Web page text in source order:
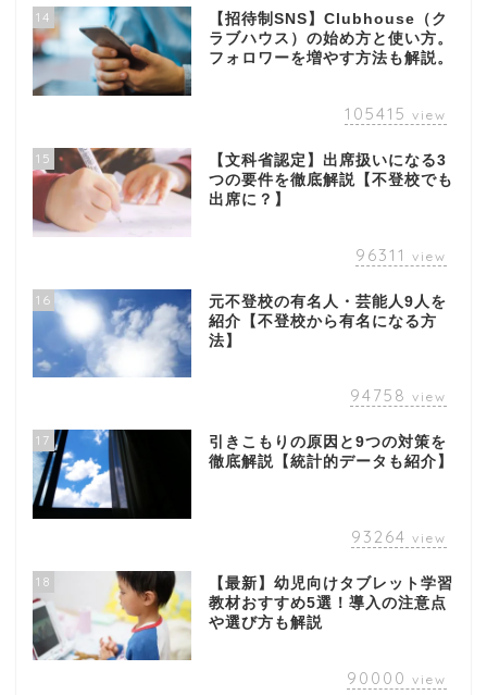
14
【招待制SNS】Clubhouse（ク
ラブハウス）の始め方と使い方。
フォロワーを増やす方法も解説。
105415 view
15
【文科省認定】出席扱いになる3
つの要件を徹底解説【不登校でも
出席に？】
96311 view
16
元不登校の有名人・芸能人9人を
紹介【不登校から有名になる方
法】
94758 view
17
引きこもりの原因と9つの対策を
徹底解説【統計的データも紹介】
93264 view
18
【最新】幼児向けタブレット学習
教材おすすめ5選！導入の注意点
や選び方も解説
90000 view